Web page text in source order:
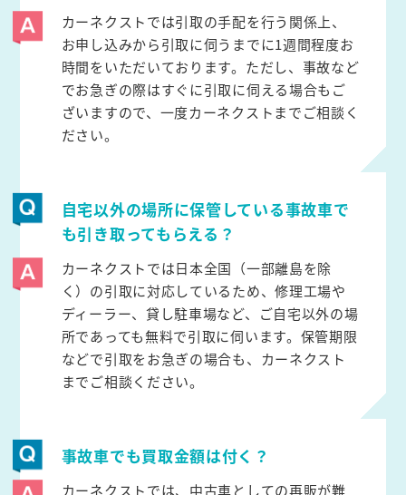
カーネクストでは引取の手配を行う関係上、
お申し込みから引取に伺うまでに1週間程度お
時間をいただいております。ただし、事故など
でお急ぎの際はすぐに引取に伺える場合もご
ざいますので、一度カーネクストまでご相談く
ださい。
自宅以外の場所に保管している事故車で
も引き取ってもらえる？
カーネクストでは日本全国（一部離島を除
く）の引取に対応しているため、修理工場や
ディーラー、貸し駐車場など、ご自宅以外の場
所であっても無料で引取に伺います。保管期限
などで引取をお急ぎの場合も、カーネクスト
までご相談ください。
事故車でも買取金額は付く？
カーネクストでは、中古車としての再販が難